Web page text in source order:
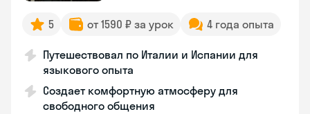
5 от 1590 ₽ за урок 4 года опыта
Путешествовал по Италии и Испании для
языкового опыта
Создает комфортную атмосферу для
свободного общения